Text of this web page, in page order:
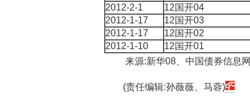
2012-2-1
12国开04
2012-1-17
12国开03
2012-1-17
12国开02
2012-1-10
12国开01
来源:新华08、中国债券信息网
(责任编辑:孙薇薇、马蓉)